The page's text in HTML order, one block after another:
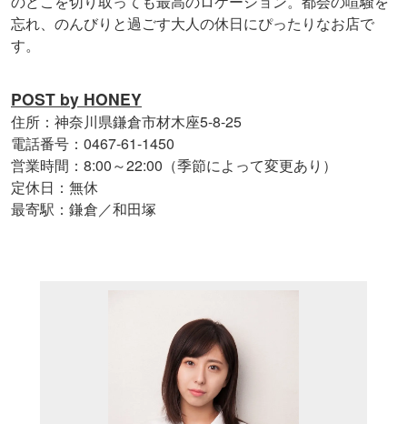
忘れ、のんびりと過ごす大人の休日にぴったりなお店で
す。
POST by HONEY
住所：神奈川県鎌倉市材木座5-8-25
電話番号：0467-61-1450
営業時間：8:00～22:00（季節によって変更あり）
定休日：無休
最寄駅：鎌倉／和田塚